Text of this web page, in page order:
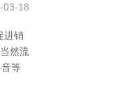
03-18
进销
然流
等